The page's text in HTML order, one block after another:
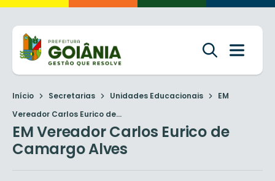
Início Secretarias Unidades Educacionais
EM
Vereador Carlos Eurico de...
EM Vereador Carlos Eurico de
Camargo Alves